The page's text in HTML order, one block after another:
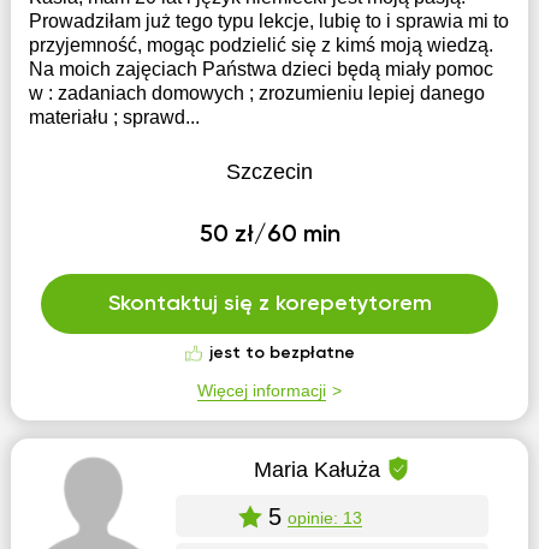
Prowadziłam już tego typu lekcje, lubię to i sprawia mi to
przyjemność, mogąc podzielić się z kimś moją wiedzą.
Na moich zajęciach Państwa dzieci będą miały pomoc
w : zadaniach domowych ; zrozumieniu lepiej danego
materiału ; sprawd...
Szczecin
50 zł/60 min
Skontaktuj się z korepetytorem
jest to bezpłatne
Więcej informacji
Maria Kałuża
5 opinie: 13